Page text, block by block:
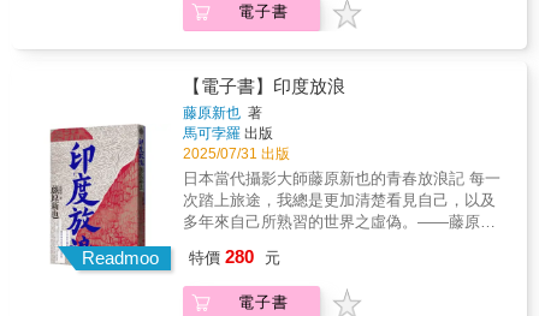
好。」 極度推薦 詹宏志、詹偉雄、馬翊航、李
欣倫、楊力州、謝哲青、工頭堅、郝譽翔、陳
思宏
次將目光轉向了自己。「南極歸來，我從全新
站在南極點上，三百六十度經緯線終極匯聚在
此，四面八方不同的三十六時區，也悄然無聲
地在此合而為一。他領悟到，終點就是下一個
起點，只要再跨一步，一切都會「向死而
生」：——「渺小的我，如果能繼續記錄這個
世界，是否能轉換視角重新看待世界？我要用
我的鏡頭，用一種溫柔的方式看待世界，安慰
中的那個南極！希望這本書能作為一個示範，
癒，『明白』更重要。」這趟南極之旅，也成
「……那個年輕的昔日之我，一副大病初癒的
樣子。身形癯瘦，頭髮很長，鬍鬚有如亂草，
突出的顴骨因為強烈日曬而泛光。儘管看起來
非常虛弱，但被太陽曬得焦黑的肩膀，正體現
出一個年輕人在這個灼熱的國度奮戰時間之長
短，以及旅行的種種可能樣態。 年輕人似
乎是敗給了什麽。很可能他是敗給了太陽。還
有，他也敗給了大地。他敗給了人，還有熱。
他敗給了牛、敗給了羊、敗給了狗和蟲。年輕
人敗給了包圍在他周遭的一切東西。大約這就
是……，我二十五歲當時的模樣沒錯。……雖
然不知道爲什麽，我就是不顧一切、胡搞亂
搞，只爲了敗北而去的不是嗎？……至少剛開
始是這樣。」 不顧一切選擇去印度，只是為了
給年少的自己找個失敗的體驗！ 《印度放浪》
建龍 臺灣猛禽研究會理事長吳怡慈 鬼島之
公視《群山之島》紀錄片製作人鍾文音 作家
──感動推薦加拿大籍的臺英混血作家李潔珂找
到了數張謎樣信箋她循著摯愛親人書寫於紙上
的殘存記憶與片段文字展開跨越太平洋的尋鄉
之旅，踏上了那座名為「臺灣」的島嶼……▌因
阿茲海默症逝世的外公遺留的一封信件，帶她
走上回返福爾摩沙的「尋鄉之路」自從李潔珂
有記憶以來，來自臺灣的外公與外婆，就住在
尼加拉瀑布旁的平房裡，外公在附近的義大利
言笑。每逢假日、節慶，或者爸媽需要出差旅
電子書
Readmoo
【電子書】印度放浪
藤原新也 著
馬可孛羅 出版
2025/07/31 出版
日本當代攝影大師藤原新也的青春放浪記 每一
次踏上旅途，我總是更加清楚看見自己，以及
多年來自己所熟習的世界之虛偽。――藤原新
直探印度的灼熱、印度的失序肉身敗陣了，卻
換來自在的心與勇氣。這，是我25歲的模
樣！ 25歲這年，日本攝影大師、也是旅行名家
特價 280 元
電子書